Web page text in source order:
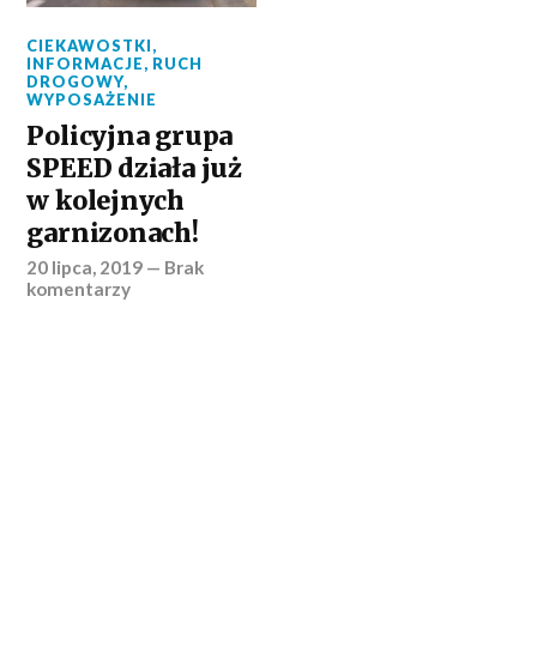
CIEKAWOSTKI,
INFORMACJE, RUCH
DROGOWY,
WYPOSAŻENIE
Policyjna grupa
SPEED działa już
w kolejnych
garnizonach!
20 lipca, 2019 — Brak
komentarzy